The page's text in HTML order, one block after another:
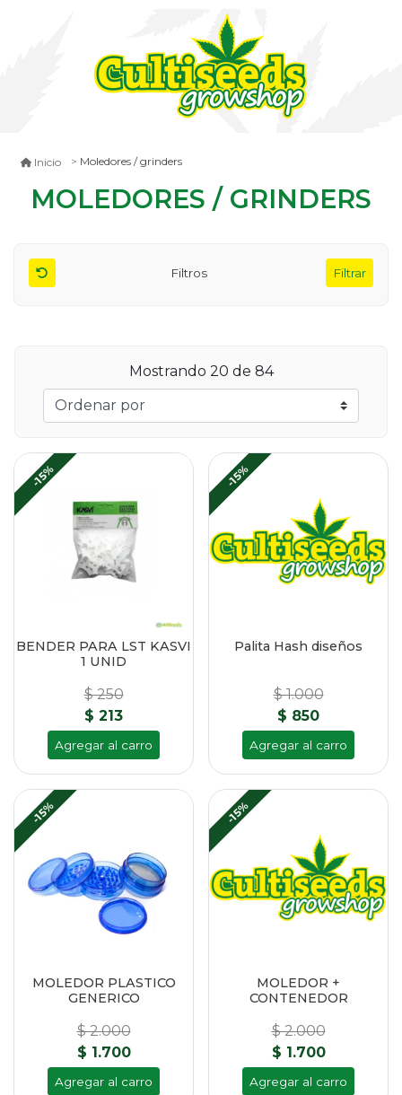
Inicio Moledores / grinders
MOLEDORES / GRINDERS
Filtros Filtrar
Mostrando 20 de 84
-15%
BENDER PARA LST KASVI
1 UNID
$ 250
$ 213
Agregar al carro
-15%
Palita Hash diseños
$ 1.000
$ 850
Agregar al carro
-15%
MOLEDOR PLASTICO
GENERICO
$ 2.000
$ 1.700
Agregar al carro
-15%
MOLEDOR +
CONTENEDOR
$ 2.000
$ 1.700
Agregar al carro